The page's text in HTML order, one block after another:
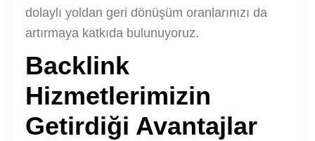
dolaylı yoldan geri dönüşüm oranlarınızı da
artırmaya katkıda bulunuyoruz.
Backlink
Hizmetlerimizin
Getirdiği Avantajlar